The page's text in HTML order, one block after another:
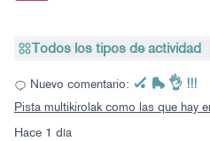
Todos los tipos de actividad
Hace 1 día
Nuevo comentario: 🏑 🛼 👌 !!!
Pista multikirolak como las que hay